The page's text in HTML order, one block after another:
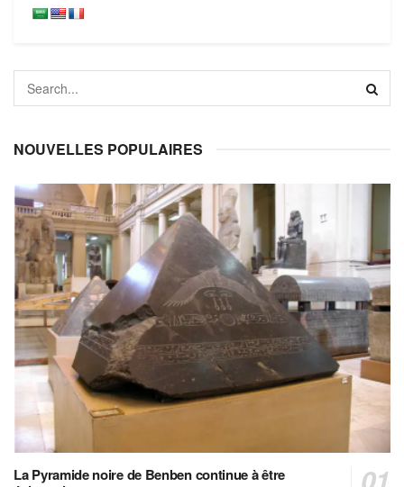
NOUVELLES POPULAIRES
La Pyramide noire de Benben continue à être